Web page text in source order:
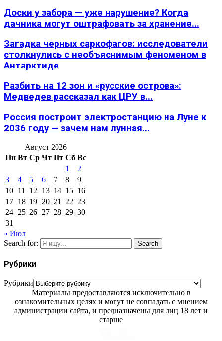
Доски у забора — уже нарушение? Когда
дачника могут оштрафовать за хранение...
Загадка черных саркофагов: исследователи
столкнулись с необъяснимым феноменом в
Антарктиде
Разбить на 12 зон и «русские острова»:
Медведев рассказал как ЦРУ в...
Россия построит электростанцию на Луне к
2036 году — зачем нам лунная...
Август 2026
Пн Вт Ср Чт Пт Сб Вс
1
2
3
4 5 6 7 8
9
10 11 12 13 14 15 16
17 18 19 20 21 22 23
24 25 26 27 28 29 30
31
« Июл
Search for:
Search
Рубрики
Рубрики
Материалы предоставляются исключительно в
ознакомительных целях и могут не совпадать с мнением
администрации сайта, и предназначены для лиц 18 лет и
старше